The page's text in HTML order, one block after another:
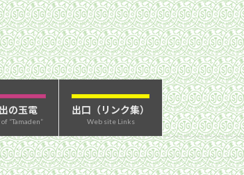
の玉電
“Tamaden”
出口（リンク集）
Web site Links